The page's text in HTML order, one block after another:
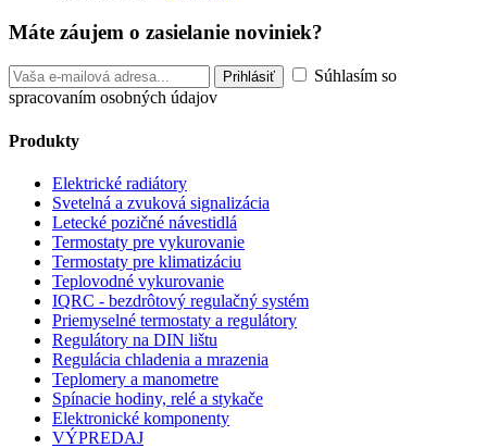
Máte záujem o zasielanie noviniek?
Súhlasím so
spracovaním osobných údajov
Produkty
Elektrické radiátory
Svetelná a zvuková signalizácia
Letecké pozičné návestidlá
Termostaty pre vykurovanie
Termostaty pre klimatizáciu
Teplovodné vykurovanie
IQRC - bezdrôtový regulačný systém
Priemyselné termostaty a regulátory
Regulátory na DIN lištu
Regulácia chladenia a mrazenia
Teplomery a manometre
Spínacie hodiny, relé a stykače
Elektronické komponenty
VÝPREDAJ